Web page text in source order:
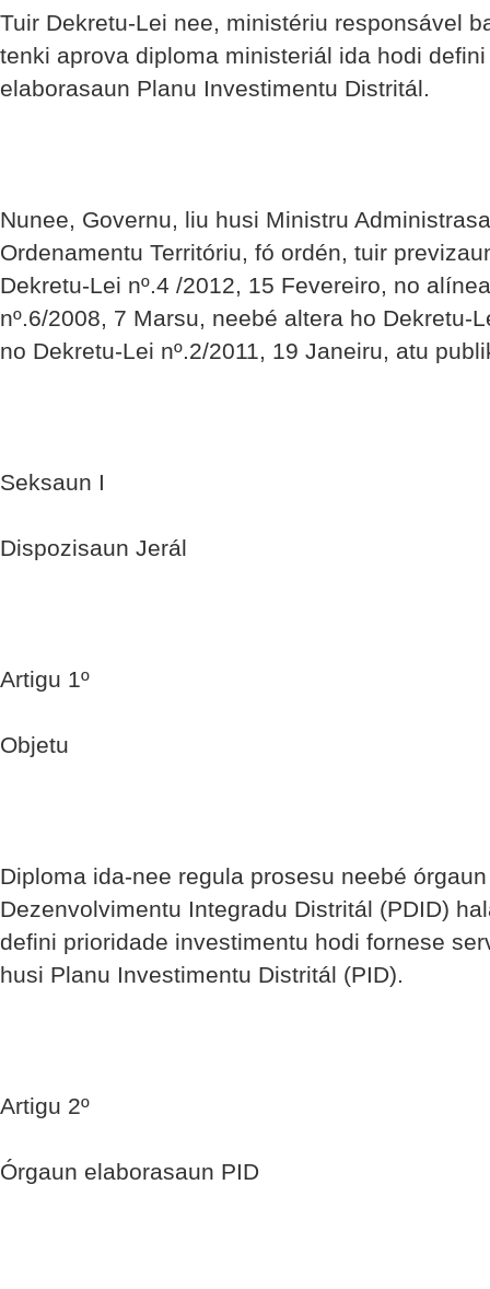
Tuir Dekretu-Lei nee, ministériu responsável
tenki aprova diploma ministeriál ida hodi
elaborasaun Planu Investimentu Distritál.
Nunee, Governu, liu husi Ministru
Ordenamentu Territóriu, fó ordén, tuir
Dekretu-Lei nº.4 /2012, 15 Fevereiro, no
nº.6/2008, 7 Marsu, neebé altera ho Dekretu-
no Dekretu-Lei nº.2/2011, 19 Janeiru, atu
Seksaun I
Dispozisaun Jerál
Artigu 1º
Objetu
Diploma ida-nee regula prosesu neebé
Dezenvolvimentu Integradu Distritál (PDID)
defini prioridade investimentu hodi fornese
husi Planu Investimentu Distritál (PID).
Artigu 2º
Órgaun elaborasaun PID